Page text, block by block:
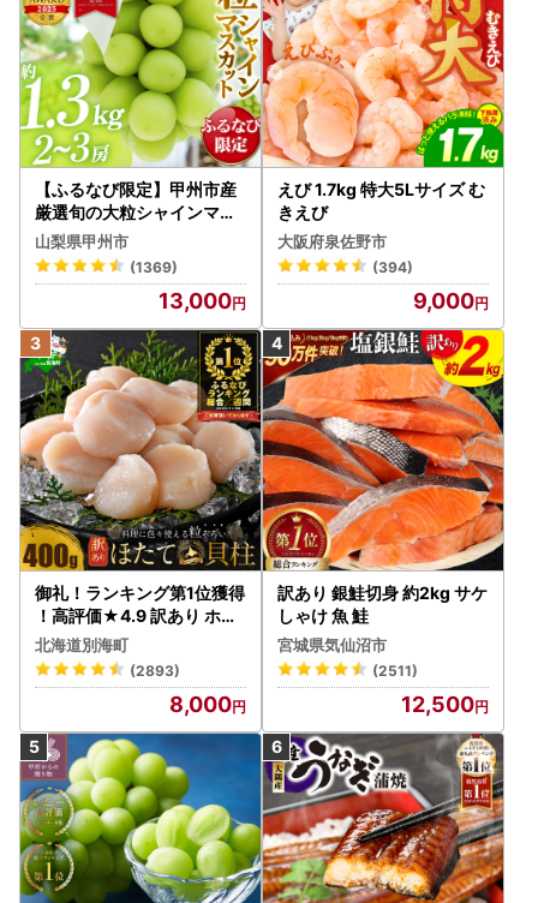
【ふるなび限定】甲州市産
厳選旬の大粒シャインマス
カット 約1.3kg 2～3房【2
026年発送】（MG）B12-
472 FN-Limited-VO シャ
インマスカット フルーツ
山梨県甲州市
(1369)
13,000
えび 1.7kg 特大5Lサイズ む
きえび
大阪府泉佐野市
(394)
9,000
御礼！ランキング第1位獲得
！高評価★4.9 訳あり ホタ
テ 400g（ほたて 帆立 貝柱
冷凍 ）
北海道別海町
(2893)
8,000
訳あり 銀鮭切身 約2kg サケ
しゃけ 魚 鮭
宮城県気仙沼市
(2511)
12,500